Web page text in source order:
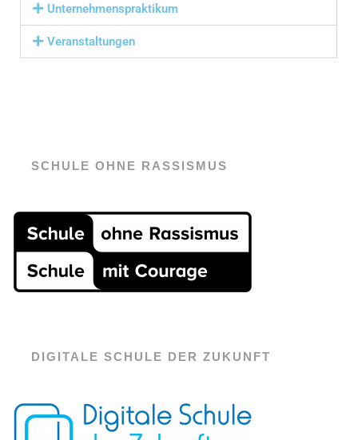
Unternehmenspraktikum
Veranstaltungen
SCHULE OHNE RASSISMUS
DIGITALE SCHULE DER ZUKUNFT